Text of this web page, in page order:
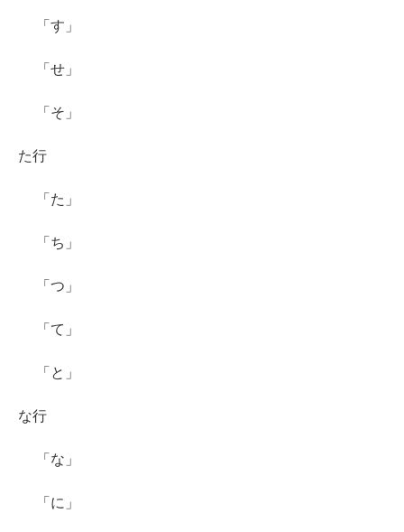
「す」
「せ」
「そ」
た行
「た」
「ち」
「つ」
「て」
「と」
な行
「な」
「に」